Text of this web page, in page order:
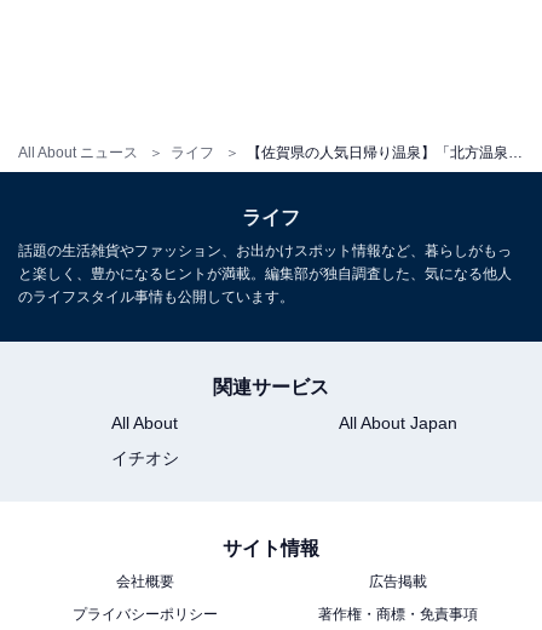
All About ニュース ライフ
ライフ
話題の生活雑貨やファッション、お出かけスポット情報など、暮らしがもっ
と楽しく、豊かになるヒントが満載。編集部が独自調査した、気になる他人
のライフスタイル事情も公開しています。
関連サービス
All About
All About Japan
イチオシ
サイト情報
会社概要
広告掲載
プライバシーポリシー
著作権・商標・免責事項